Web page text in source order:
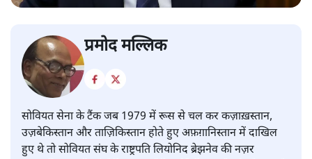
प्रमोद मल्लिक
सोवियत सेना के टैंक जब 1979 में रूस से चल कर कज़ाख़स्तान,
उज़बेकिस्तान और ताज़िकिस्तान होते हुए अफ़ग़ानिस्तान में दाखिल
हुए थे तो सोवियत संघ के राष्ट्रपति लियोनिद ब्रेझनेव की नज़र